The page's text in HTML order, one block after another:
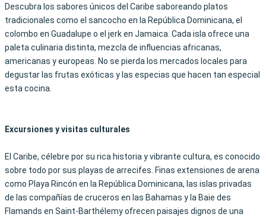
Descubra los sabores únicos del Caribe saboreando platos
tradicionales como el sancocho en la República Dominicana, el
colombo en Guadalupe o el jerk en Jamaica. Cada isla ofrece una
paleta culinaria distinta, mezcla de influencias africanas,
americanas y europeas. No se pierda los mercados locales para
degustar las frutas exóticas y las especias que hacen tan especial
esta cocina.
Excursiones y visitas culturales
El Caribe, célebre por su rica historia y vibrante cultura, es conocido
sobre todo por sus playas de arrecifes. Finas extensiones de arena
como Playa Rincón en la República Dominicana, las islas privadas
de las compañías de cruceros en las Bahamas y la Baie des
Flamands en Saint-Barthélemy ofrecen paisajes dignos de una